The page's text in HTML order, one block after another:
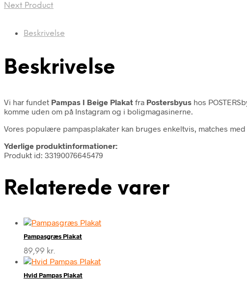
Next Product
Beskrivelse
Beskrivelse
Vi har fundet Pampas I Beige Plakat fra Postersbyus hos
komme uden om på Instagram og i boligmagasinerne.
Vores populære pampasplakater kan bruges enkeltvis, matches
Yderlige produktinformationer:
Produkt id: 33190076645479
Relaterede varer
Pampasgræs Plakat
89,99 kr.
Hvid Pampas Plakat